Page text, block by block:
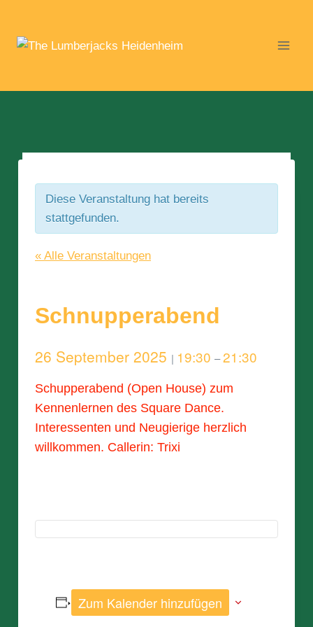
springen
Diese Veranstaltung hat bereits
stattgefunden.
« Alle Veranstaltungen
Schnupperabend
26 September 2025 | 19:30 –21:30
Schupperabend (Open House) zum
Kennenlernen des Square Dance.
Interessenten und Neugierige herzlich
willkommen. Callerin: Trixi
Zum Kalender hinzufügen